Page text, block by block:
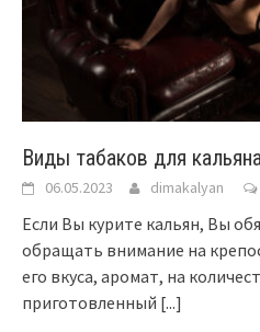
Виды табаков для
06.05.2023 dimakalyan
Если Вы курите кальян, Вы
обращать внимание на
его вкуса, аромат, на
приготовленный [...]